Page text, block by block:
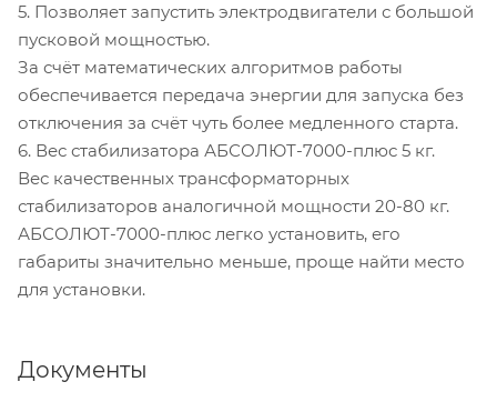
5. Позволяет запустить электродвигатели с большой
пусковой мощностью.
За счёт математических алгоритмов работы
обеспечивается передача энергии для запуска без
отключения за счёт чуть более медленного старта.
6. Вес стабилизатора АБСОЛЮТ-7000-плюс 5 кг.
Вес качественных трансформаторных
стабилизаторов аналогичной мощности 20-80 кг.
АБСОЛЮТ-7000-плюс легко установить, его
габариты значительно меньше, проще найти место
для установки.
Документы